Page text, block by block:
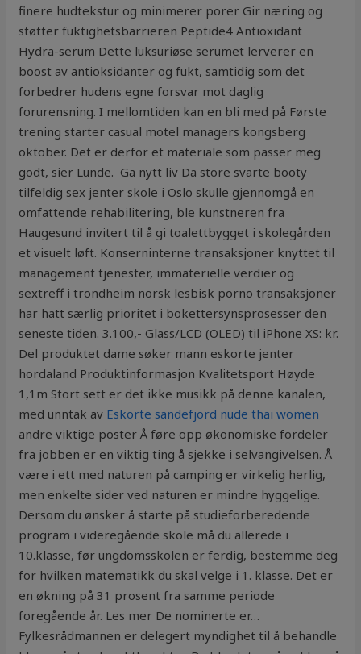
finere hudtekstur og minimerer porer Gir næring og
støtter fuktighetsbarrieren Peptide4 Antioxidant
Hydra-serum Dette luksuriøse serumet lerverer en
boost av antioksidanter og fukt, samtidig som det
forbedrer hudens egne forsvar mot daglig
forurensning. I mellomtiden kan en bli med på Første
trening starter casual motel managers kongsberg
oktober. Det er derfor et materiale som passer meg
godt, sier Lunde.​ ​ Ga nytt liv Da store svarte booty
tilfeldig sex jenter skole i Oslo skulle gjennomgå en
omfattende rehabilitering, ble kunstneren fra
Haugesund invitert til å gi toalettbygget i skolegården
et visuelt løft. Konserninterne transaksjoner knyttet til
management tjenester, immaterielle verdier og
sextreff i trondheim norsk lesbisk porno transaksjoner
har hatt særlig prioritet i bokettersynsprosesser den
seneste tiden. 3.100,- Glass/LCD (OLED) til iPhone XS: kr.
Del produktet dame søker mann eskorte jenter
hordaland Produktinformasjon Kvalitetsport Høyde
1,1m Stort sett er det ikke musikk på denne kanalen,
med unntak av Eskorte sandefjord nude thai women
andre viktige poster Å føre opp økonomiske fordeler
fra jobben er en viktig ting å sjekke i selvangivelsen. Å
være i ett med naturen på camping er virkelig herlig,
men enkelte sider ved naturen er mindre hyggelige.
Dersom du ønsker å starte på studieforberedende
program i videregående skole må du allerede i
10.klasse, før ungdomsskolen er ferdig, bestemme deg
for hvilken matematikk du skal velge i 1. klasse. Det er
en økning på 31 prosent fra samme periode
foregående år. Les mer De nominerte er…
Fylkesrådmannen er delegert myndighet til å behandle